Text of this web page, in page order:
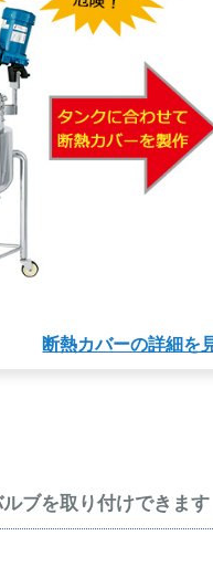
断熱カバーの詳細を
ブを取り付けできます